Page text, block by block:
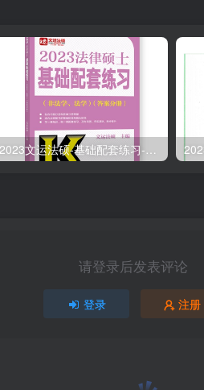
2023文运法硕-基础配套练习-答案分册.pdf
请登录后发表评论
登录 注册